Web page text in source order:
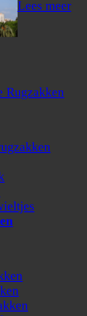
Lees meer
Rugzakken